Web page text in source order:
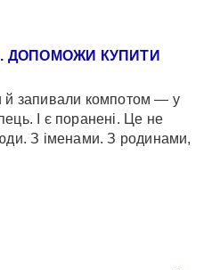
ДОПОМОЖИ КУПИТИ
й запивали компотом — у
І є поранені. Це не
З іменами. З родинами,